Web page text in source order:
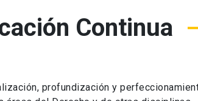
Continua
profundización y